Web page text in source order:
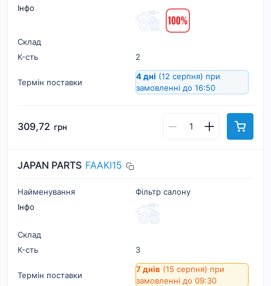
Інфо
Склад
К-cть
2
Термін поставки
4 дні (12 серпня) при
замовленні до 16:50
309,72 грн
JAPAN PARTS FAAKI15
Найменування
Фільтр салону
Інфо
Склад
К-cть
3
Термін поставки
7 днів (15 серпня) при
замовленні до 09:30